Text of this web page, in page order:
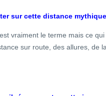
sur cette distance
vraiment le terme mais ce
sur route, des allures, de